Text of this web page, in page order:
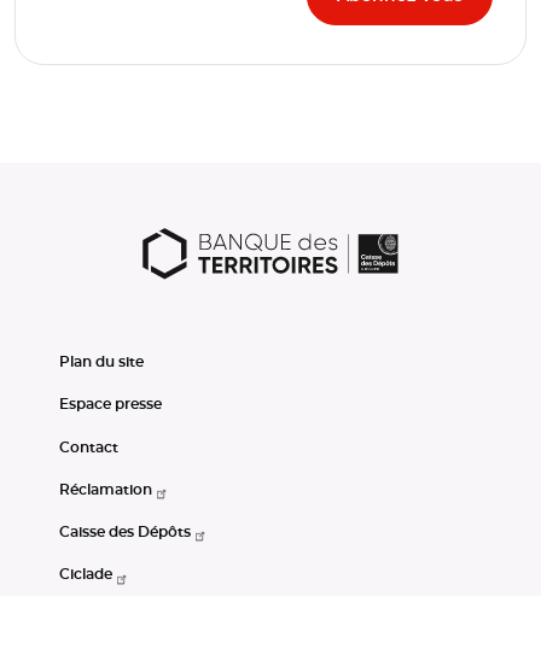
Plan du site
Espace presse
Contact
Réclamation
Caisse des Dépôts
Ciclade